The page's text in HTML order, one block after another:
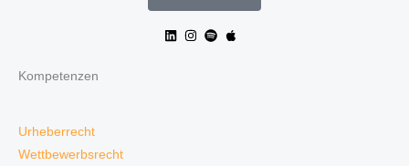
Kompetenzen
Urheberrecht
Wettbewerbsrecht